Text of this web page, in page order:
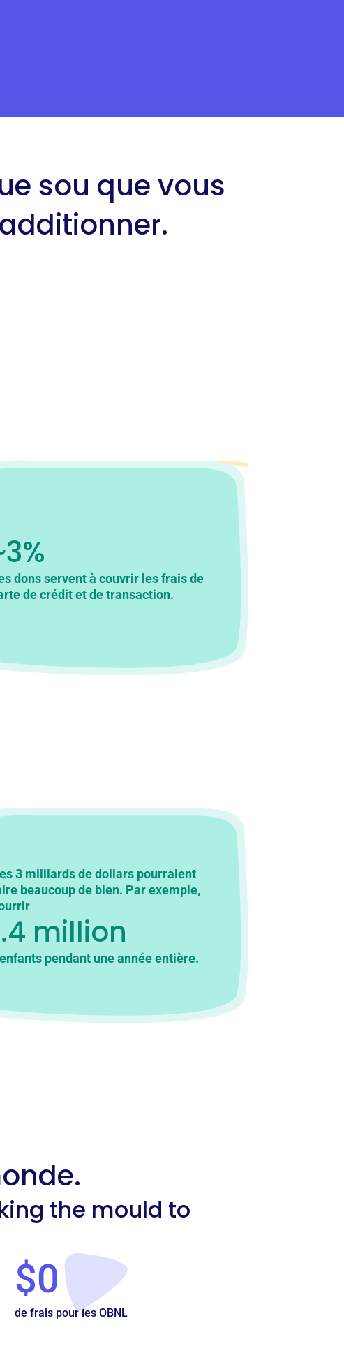
sou que vous
dons servent à couvrir les frais de
de crédit et de transaction.
3 milliards de dollars pourraient
beaucoup de bien. Par exemple,
million
pendant une année entière.
the mould to
$0
de frais pour les OBNL